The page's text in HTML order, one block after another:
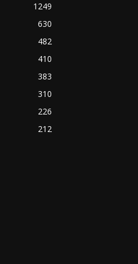
1249
630
482
410
383
310
226
212